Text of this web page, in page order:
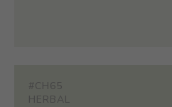
#CH65
HERBAL